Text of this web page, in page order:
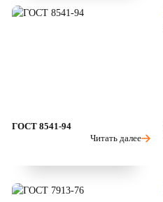
ГОСТ 8541-94
Читать далее